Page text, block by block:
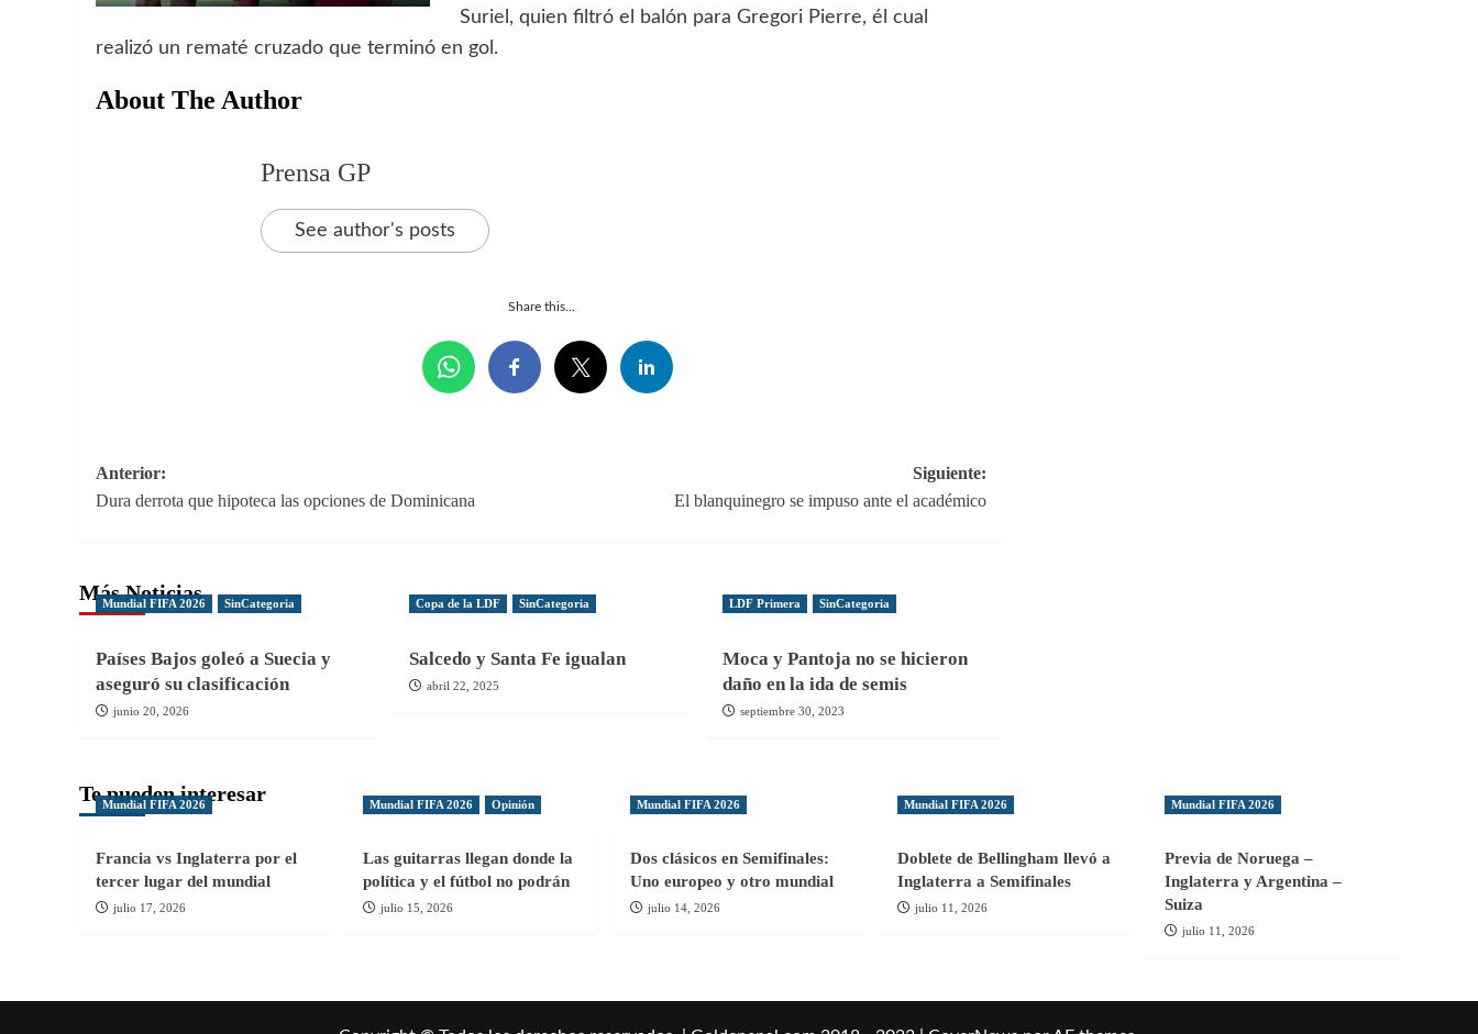
Suriel, quien filtró el balón para Gregori Pierre, él cual
realizó un rematé cruzado que terminó en gol.
About The Author
Prensa GP
See author's posts
Share this...
Navegación
de
Anterior:
Dura derrota que hipoteca las opciones de Dominicana
Siguiente:
El blanquinegro se impuso ante el académico
Más Noticias
Mundial FIFA 2026 SinCategoria
Países Bajos goleó a Suecia y
aseguró su clasificación
junio 20, 2026
Copa de la LDF SinCategoria
Salcedo y Santa Fe igualan
abril 22, 2025
LDF Primera SinCategoria
Moca y Pantoja no se hicieron
daño en la ida de semis
septiembre 30, 2023
Te pueden interesar
Mundial FIFA 2026
Francia vs Inglaterra por el
tercer lugar del mundial
julio 17, 2026
Mundial FIFA 2026 Opinión
Las guitarras llegan donde la
política y el fútbol no podrán
julio 15, 2026
Mundial FIFA 2026
Dos clásicos en Semifinales:
Uno europeo y otro mundial
julio 14, 2026
Mundial FIFA 2026
Doblete de Bellingham llevó a
Inglaterra a Semifinales
julio 11, 2026
Mundial FIFA 2026
Previa de Noruega –
Inglaterra y Argentina –
Suiza
julio 11, 2026